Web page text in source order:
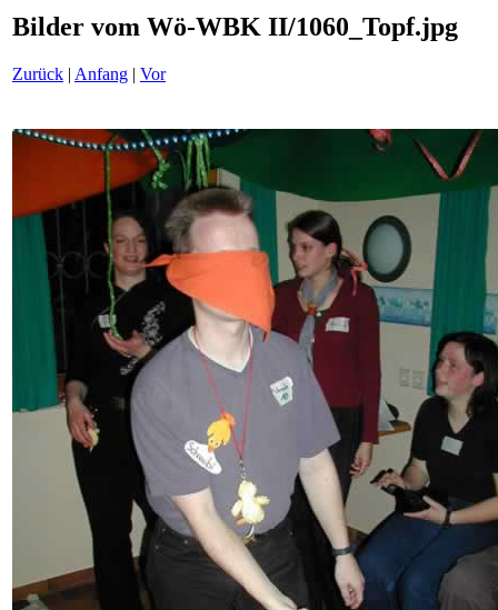
Bilder vom Wö-WBK II/1060_Topf.jpg
Zurück | Anfang | Vor